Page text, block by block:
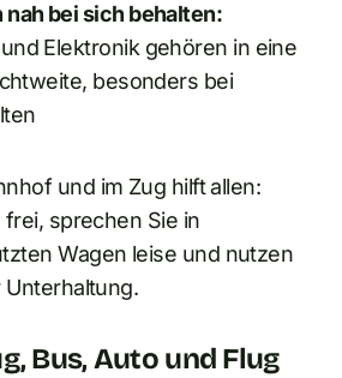
bei sich behalten:
Elektronik gehören in eine
besonders bei
und im Zug hilft allen:
frei, sprechen Sie in
Wagen leise und nutzen
Bus, Auto und Flug